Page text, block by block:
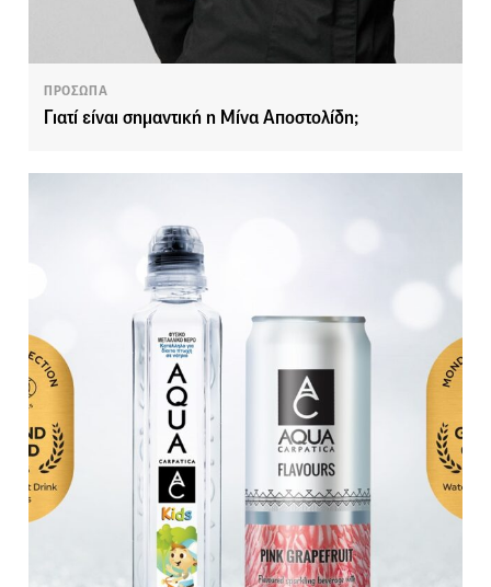
ΠΡΟΣΩΠΑ
Γιατί είναι σημαντική η Μίνα Αποστολίδη;